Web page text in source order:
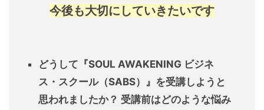
今後も大切にしていきたいです
どうして『SOUL AWAKENING ビジネ
ス・スクール（SABS）』を受講しようと
思われましたか？ 受講前はどのような悩み